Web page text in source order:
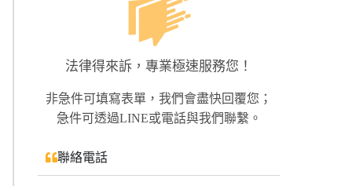
法律得來訴，專業極速服務您！
非急件可填寫表單，我們會盡快回覆您；
急件可透過LINE或電話與我們聯繫。
聯絡電話